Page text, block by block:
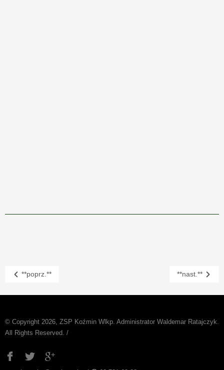
**poprz.** **nast.**
© Copyright 2026, ZSP Koźmin Wlkp. Administrator Waldemar Ratajczyk.
All Rights Reserved. /